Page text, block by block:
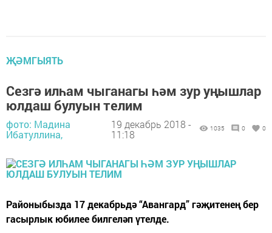
ҖӘМГЫЯТЬ
Сезгә илһам чыганагы һәм зур уңышлар
юлдаш булуын телим
фото: Мадина
Ибатуллина,
19 декабрь 2018 -
11:18
1035 0 0
Районыбызда 17 декабрьдә “Авангард” гәҗитенең бер
гасырлык юбилее билгеләп үтелде.